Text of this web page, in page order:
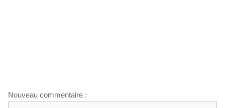
Nouveau commentaire :